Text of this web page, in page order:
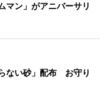
マン」がアニバーサリ
ない砂」配布 お守り